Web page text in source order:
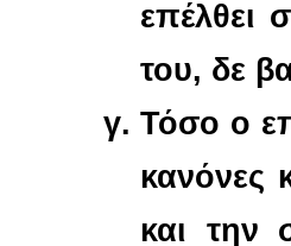
επέλθει
του, δε
Τόσο ο
κανόνες
και την